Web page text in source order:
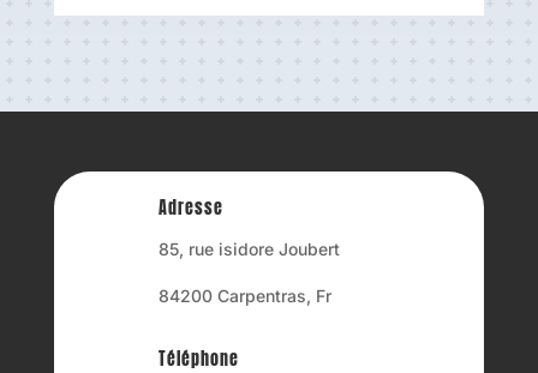
poignets
Adresse
85, rue isidore Joubert
84200 Carpentras, Fr
Téléphone